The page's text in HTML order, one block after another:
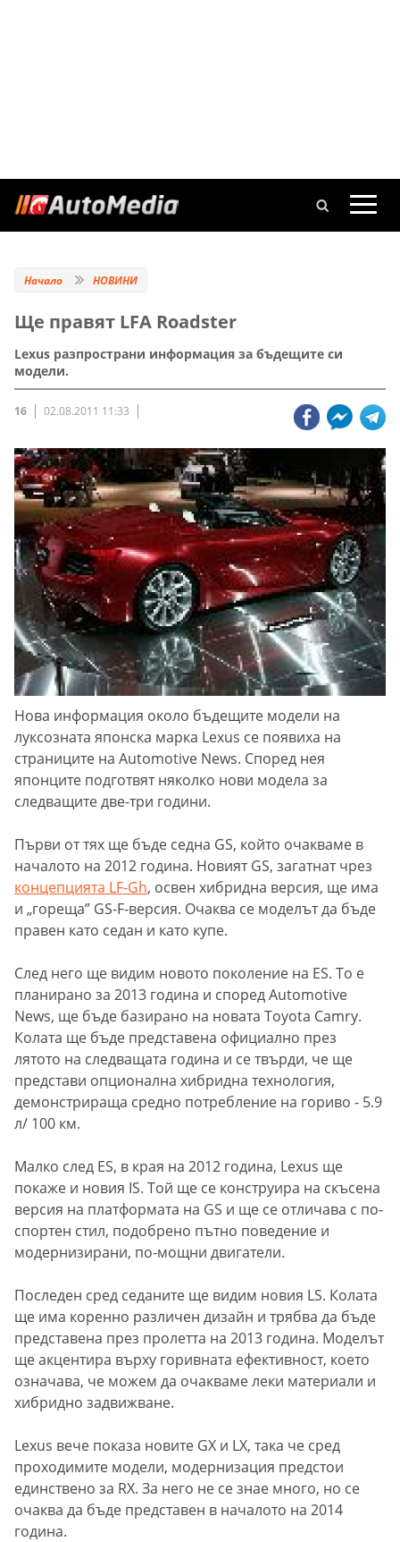
Начало НОВИНИ
Ще правят LFA Roadster
Lexus разпространи информация за бъдещите си
модели.
16 02.08.2011 11:33
Нова информация около бъдещите модели на
луксозната японска марка Lexus се появиха на
страниците на Automotive News. Според нея
японците подготвят няколко нови модела за
следващите две-три години.
Първи от тях ще бъде седна GS, който очакваме в
началото на 2012 година. Новият GS, загатнат чрез
концепцията LF-Gh, освен хибридна версия, ще има
и „гореща” GS-F-версия. Очаква се моделът да бъде
правен като седан и като купе.
След него ще видим новото поколение на ES. То е
планирано за 2013 година и според Automotive
News, ще бъде базирано на новата Toyota Camry.
Колата ще бъде представена официално през
лятото на следващата година и се твърди, че ще
представи опционална хибридна технология,
демонстрираща средно потребление на гориво - 5.9
л/ 100 км.
Малко след ES, в края на 2012 година, Lexus ще
покаже и новия IS. Той ще се конструира на скъсена
версия на платформата на GS и ще се отличава с по-
спортен стил, подобрено пътно поведение и
модернизирани, по-мощни двигатели.
Последен сред седаните ще видим новия LS. Колата
ще има коренно различен дизайн и трябва да бъде
представена през пролетта на 2013 година. Моделът
ще акцентира върху горивната ефективност, което
означава, че можем да очакваме леки материали и
хибридно задвижване.
Lexus вече показа новите GX и LX, така че сред
проходимите модели, модернизация предстои
единствено за RX. За него не се знае много, но се
очаква да бъде представен в началото на 2014
година.